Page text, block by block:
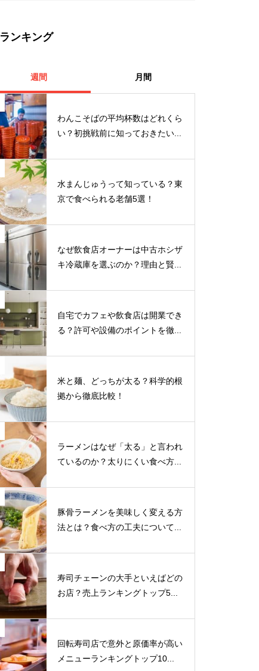
ランキング
週間 月間
わんこそばの平均杯数はどれくら
い？初挑戦前に知っておきたい...
水まんじゅうって知っている？東
京で食べられる老舗5選！
なぜ飲食店オーナーは中古ホシザ
キ冷蔵庫を選ぶのか？理由と賢...
自宅でカフェや飲食店は開業でき
る？許可や設備のポイントを徹...
米と麺、どっちが太る？科学的根
拠から徹底比較！
ラーメンはなぜ「太る」と言われ
ているのか？太りにくい食べ方...
豚骨ラーメンを美味しく変える方
法とは？食べ方の工夫について...
寿司チェーンの大手といえばどの
お店？売上ランキングトップ5...
回転寿司店で意外と原価率が高い
メニューランキングトップ10...